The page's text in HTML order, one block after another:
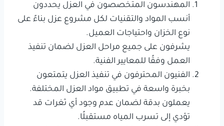
المهندسون المتخصصون في العزل يحددون
أنسب المواد والتقنيات لكل مشروع عزل بناءً على
نوع الخزان واحتياجات العميل.
يشرفون على جميع مراحل العزل لضمان تنفيذ
العمل وفقًا للمعايير الفنية.
الفنيون المحترفون في تنفيذ العزل يتمتعون
بخبرة واسعة في تطبيق مواد العزل المختلفة.
يعملون بدقة لضمان عدم وجود أي ثغرات قد
تؤدي إلى تسرب المياه مستقبلًا.